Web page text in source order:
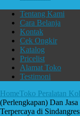
Tentang Kami
Cara Belanja
Kontak
Cek Ongkir
Katalog
Pricelist
Alamat Toko
Testimoni
HomeToko Peralatan
(Perlengkapan) Dan
Terpercaya di